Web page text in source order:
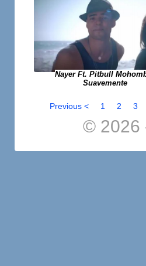
Nayer Ft. Pitbull
Suavemente
Previous < 1 2 3
© 2026